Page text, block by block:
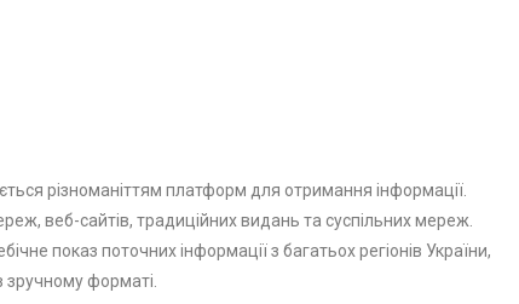
різноманіттям платформ для отримання інформації.
веб-сайтів, традиційних видань та суспільних мереж.
показ поточних інформації з багатьох регіонів України,
зручному форматі.